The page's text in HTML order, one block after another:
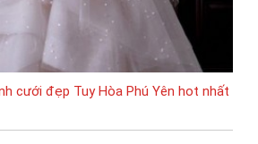
cưới đẹp Tuy Hòa Phú Yên hot nhất